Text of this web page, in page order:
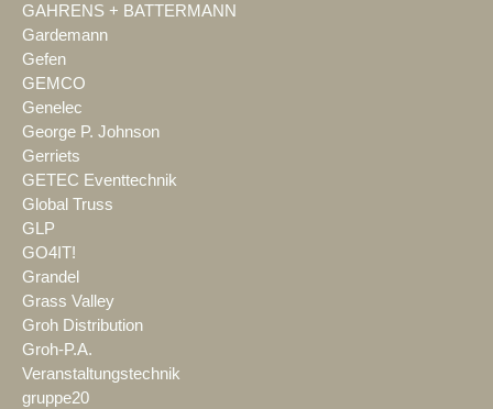
GAHRENS + BATTERMANN
Gardemann
Gefen
GEMCO
Genelec
George P. Johnson
Gerriets
GETEC Eventtechnik
Global Truss
GLP
GO4IT!
Grandel
Grass Valley
Groh Distribution
Groh-P.A.
Veranstaltungstechnik
gruppe20